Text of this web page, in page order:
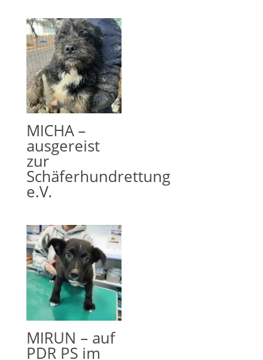
MICHA –
ausgereist
zur
Schäferhundrettung
e.V.
MIRUN – auf
PDR PS im